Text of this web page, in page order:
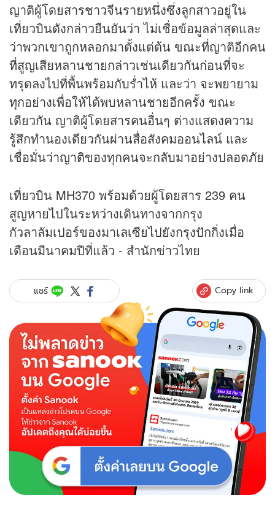
ญาติผู้โดยสารชาวจีนรายหนึ่งซึ่งลูกสาวอยู่ใน
เที่ยวบินดังกล่าวยืนยันว่า ไม่เชื่อข้อมูลล่าสุดและ
ว่าพวกเขาถูกหลอกมาตั้งแต่ต้น ขณะที่ญาติอีกคน
ที่สูญเสียหลานชายกล่าวเช่นเดียวกันก่อนที่จะ
ทรุดลงไปที่พื้นพร้อมกับร่ำไห้ และว่า จะพยายาม
ทุกอย่างเพื่อให้ได้พบหลานชายอีกครั้ง ขณะ
เดียวกัน ญาติผู้โดยสารคนอื่นๆ ต่างแสดงความ
รู้สึกทำนองเดียวกันผ่านสื่อสังคมออนไลน์ และ
เชื่อมั่นว่าญาติของทุกคนจะกลับมาอย่างปลอดภัย
เที่ยวบิน MH370 พร้อมด้วยผู้โดยสาร 239 คน
สูญหายไปในระหว่างเดินทางจากกรุง
กัวลาลัมเปอร์ของมาเลเซียไปยังกรุงปักกิ่งเมื่อ
เดือนมีนาคมปีที่แล้ว - สำนักข่าวไทย
แชร์ Copy link